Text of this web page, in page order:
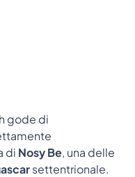
gode di
di Nosy Be, una delle
settentrionale.